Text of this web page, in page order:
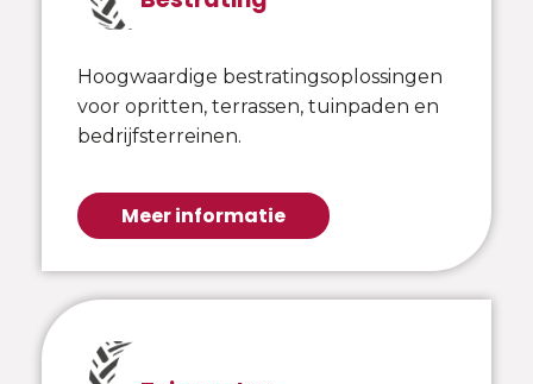
Hoogwaardige bestratingsoplossingen
voor opritten, terrassen, tuinpaden en
bedrijfsterreinen.
Meer informatie